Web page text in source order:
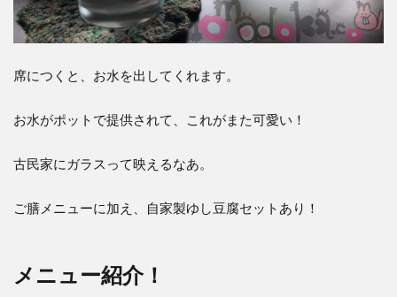
席につくと、お水を出してくれます。
お水がポットで提供されて、これがまた可愛い！
古民家にガラスって映えるなあ。
ご膳メニューに加え、自家製ゆし豆腐セットあり！
メニュー紹介！